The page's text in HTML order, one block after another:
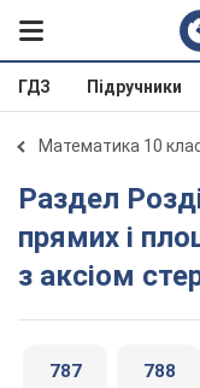
ГДЗ Підручники
Математика 10
Раздел Розділ 4. Паралельність
прямих і
з аксіом
787 788